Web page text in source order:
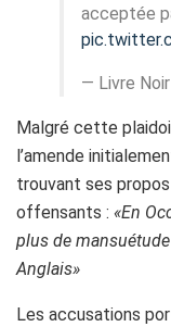
acceptée
— Livre
Malgré cette
l’amende
trouvant ses
offensants : «En
plus de
Anglais»
Les accusations